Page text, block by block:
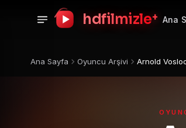
hdfilmizle+ Ana
Ana Sayfa Oyuncu Arşivi Arnold